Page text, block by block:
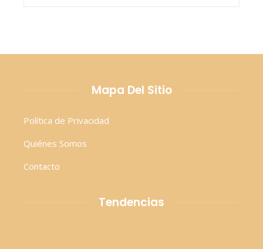
Mapa Del Sitio
Política de Privacidad
Quiénes Somos
Contacto
Tendencias